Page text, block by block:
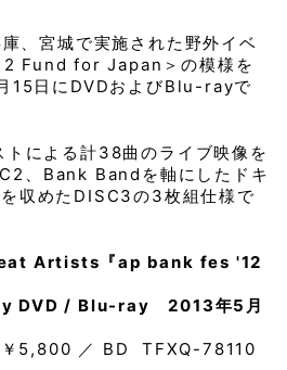
、宮城で実施された野外イベ
Fund for Japan＞の模様を
15日にDVDおよびBlu-rayで
による計38曲のライブ映像を
、Bank Bandを軸にしたドキ
収めたDISC3の3枚組仕様で
Artists 『ap bank fes '12
DVD / Blu-ray2013年5月
5,800 ／ BD TFXQ-78110